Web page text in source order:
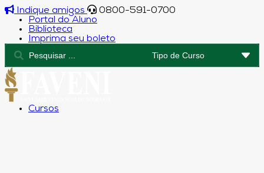
Indique amigos
0800-591-0700
Portal do Aluno
Biblioteca
Imprima seu boleto
Cursos